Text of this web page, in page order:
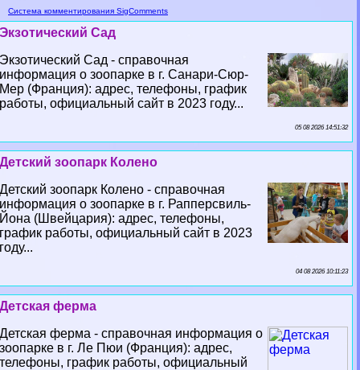
Система комментирования SigComments
Экзотический Сад
Экзотический Сад - справочная
информация о зоопарке в г. Санари-Сюр-
Мер (Франция): адрес, телефоны, график
работы, официальный сайт в 2023 году...
05 08 2026 14:51:32
Детский зоопарк Колено
Детский зоопарк Колено - справочная
информация о зоопарке в г. Рапперсвиль-
Йона (Швейцария): адрес, телефоны,
график работы, официальный сайт в 2023
году...
04 08 2026 10:11:23
Детская ферма
Детская ферма - справочная информация о
зоопарке в г. Ле Пюи (Франция): адрес,
телефоны, график работы, официальный